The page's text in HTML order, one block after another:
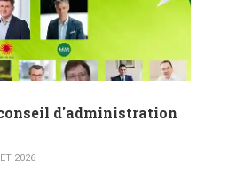
d'administration
2026